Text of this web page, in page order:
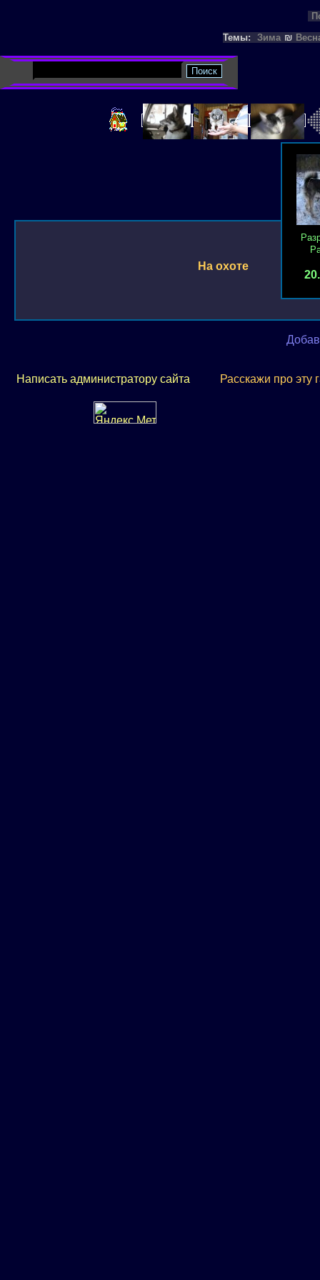
Темы:
Зима ₪
На охоте
Написать администратору сайта Расскажи про эту